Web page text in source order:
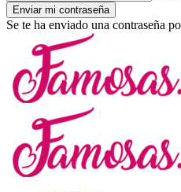
Se te ha enviado una contraseña